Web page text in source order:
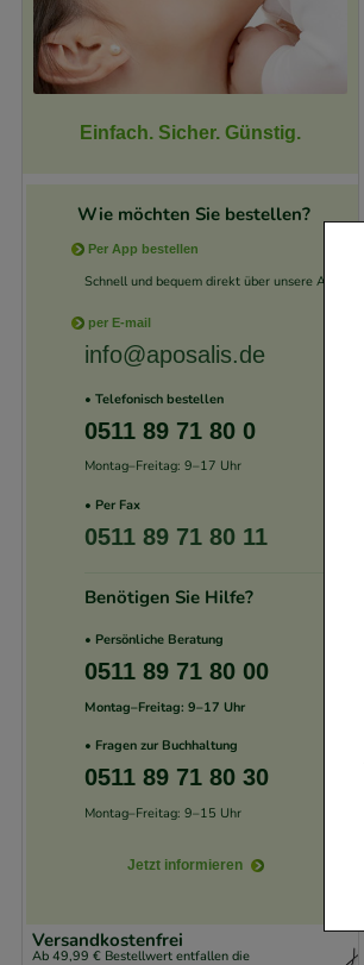
Einfach. Sicher. Günstig.
Wie möchten Sie bestellen?
Per App bestellen
Schnell und bequem direkt über unsere App.
per E-mail
info@aposalis.de
• Telefonisch bestellen
0511 89 71 80 0
Montag–Freitag: 9–17 Uhr
• Per Fax
0511 89 71 80 11
Benötigen Sie Hilfe?
• Persönliche Beratung
0511 89 71 80 00
Montag–Freitag: 9–17 Uhr
• Fragen zur Buchhaltung
0511 89 71 80 30
Montag–Freitag: 9–15 Uhr
Jetzt informieren
Versandkostenfrei
Ab 49,99 € Bestellwert entfallen die